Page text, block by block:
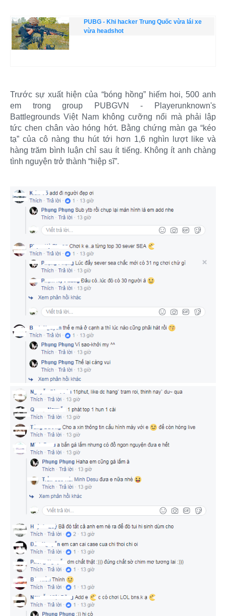
PUBG - Khi hacker Trung Quốc vừa lái xe
vừa headshot
Trước sự xuất hiện của “bóng hồng” hiếm hoi, 500 anh
em trong group PUBGVN - Playerunknown's
Battlegrounds Việt Nam không cưỡng nổi mà phải lập
tức chen chân vào hóng hớt. Bằng chứng màn gạ “kéo
tạ” của cô nàng thu hút tới hơn 1,6 nghìn lượt like và
hàng trăm bình luận chỉ sau ít tiếng. Không ít anh chàng
tình nguyện trở thành “hiệp sĩ”.